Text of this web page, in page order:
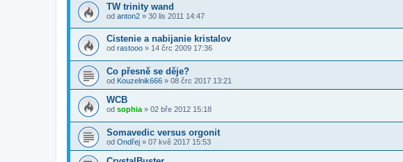
TW trinity wand
od anton2 » 30 lis 2011 14:47
Cistenie a nabijanie kristalov
od rastooo » 14 črc 2009 17:36
Co přesně se děje?
od Kouzelnik666 » 08 črc 2017 13:21
WCB
od sophia » 02 bře 2012 15:18
Somavedic versus orgonit
od Ondřej » 07 kvě 2017 15:53